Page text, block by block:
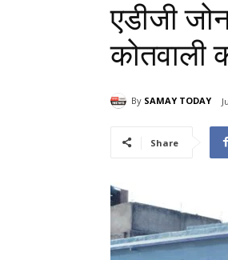
एडीजी
कोतवाली
By SAMAY TODAY
Share